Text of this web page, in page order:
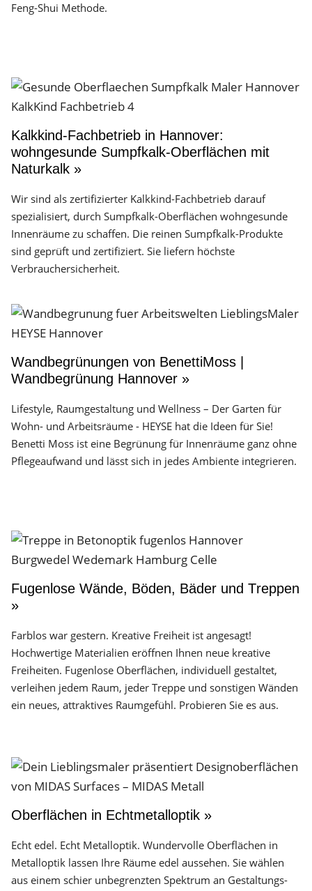
Feng-Shui Methode.
Kalkkind-Fachbetrieb in Hannover:
wohngesunde Sumpfkalk-Oberflächen mit
Naturkalk »
Wir sind als zertifizierter Kalkkind-Fachbetrieb darauf
spezialisiert, durch Sumpfkalk-Oberflächen wohngesunde
Innenräume zu schaffen. Die reinen Sumpfkalk-Produkte
sind geprüft und zertifiziert. Sie liefern höchste
Verbrauchersicherheit.
Wandbegrünungen von BenettiMoss |
Wandbegrünung Hannover »
Lifestyle, Raumgestaltung und Wellness – Der Garten für
Wohn- und Arbeitsräume - HEYSE hat die Ideen für Sie!
Benetti Moss ist eine Begrünung für Innenräume ganz ohne
Pflegeaufwand und lässt sich in jedes Ambiente integrieren.
Fugenlose Wände, Böden, Bäder und Treppen
»
Farblos war gestern. Kreative Freiheit ist angesagt!
Hochwertige Materialien eröffnen Ihnen neue kreative
Freiheiten. Fugenlose Oberflächen, individuell gestaltet,
verleihen jedem Raum, jeder Treppe und sonstigen Wänden
ein neues, attraktives Raumgefühl. Probieren Sie es aus.
Oberflächen in Echtmetalloptik »
Echt edel. Echt Metalloptik. Wundervolle Oberflächen in
Metalloptik lassen Ihre Räume edel aussehen. Sie wählen
aus einem schier unbegrenzten Spektrum an Gestaltungs­